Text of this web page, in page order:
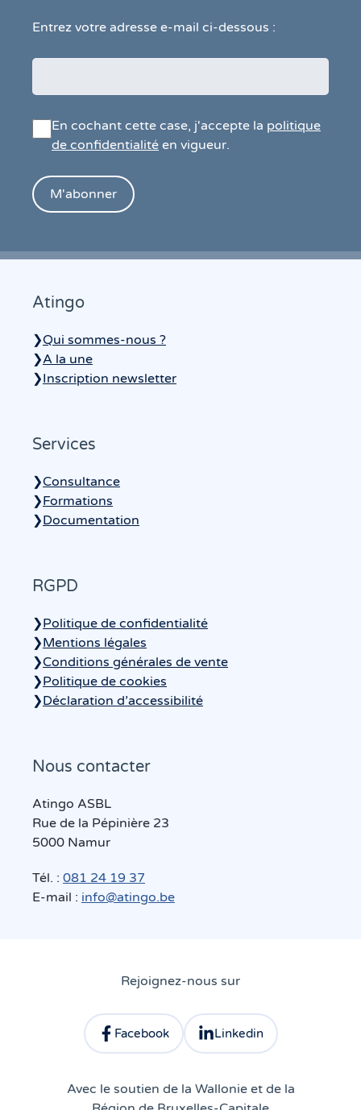
Entrez votre adresse e-mail ci-dessous :
En cochant cette case, j'accepte la politique
de confidentialité en vigueur.
Atingo
❯Qui sommes-nous ?
❯A la une
❯Inscription newsletter
Services
❯Consultance
❯Formations
❯Documentation
RGPD
❯Politique de confidentialité
❯Mentions légales
❯Conditions générales de vente
❯Politique de cookies
❯Déclaration d’accessibilité
Nous contacter
Atingo ASBL
Rue de la Pépinière 23
5000 Namur
Tél. : 081 24 19 37
E-mail : info@atingo.be
Rejoignez-nous sur
Facebook
Consulter le profil facebook d'Atingo
Linkedin
Consulter le profil linkedin
Avec le soutien de la Wallonie et de la